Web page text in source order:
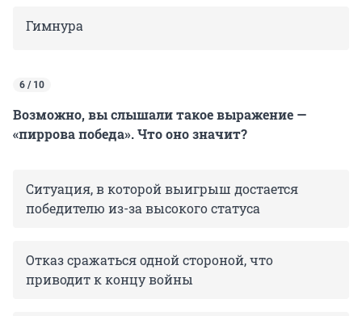
Гимнура
6 / 10
Возможно, вы слышали такое выражение —
«пиррова победа». Что оно значит?
Ситуация, в которой выигрыш достается
победителю из-за высокого статуса
Отказ сражаться одной стороной, что
приводит к концу войны